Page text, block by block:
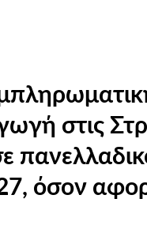
στις
όσον